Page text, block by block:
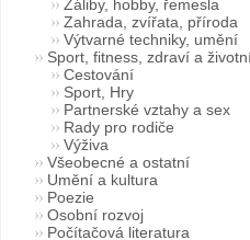
Záliby, hobby, řemesla
Zahrada, zvířata, příroda
Výtvarné techniky, umění
Sport, fitness, zdraví a
Cestování
Sport, Hry
Partnerské vztahy a sex
Rady pro rodiče
Výživa
Všeobecné a ostatní
Umění a kultura
Poezie
Osobní rozvoj
Počítačová literatura